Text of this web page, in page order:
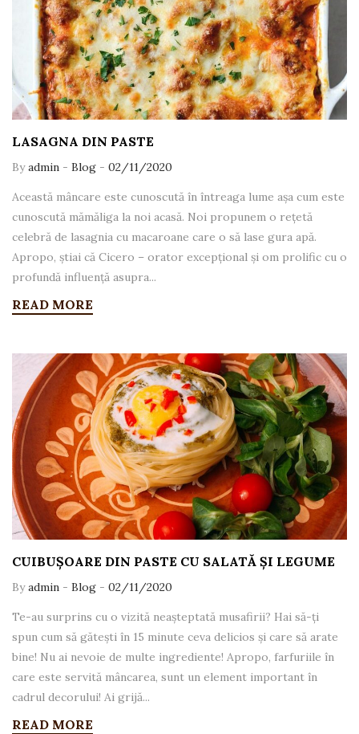
LASAGNA DIN PASTE
Byadmin - Blog - 02/11/2020
Această mâncare este cunoscută în întreaga lume așa cum este
cunoscută mămăliga la noi acasă. Noi propunem o rețetă
celebră de lasagnia cu macaroane care o să lase gura apă.
Apropo, știai că Cicero – orator excepțional și om prolific cu o
profundă influență asupra...
READ MORE
CUIBUȘOARE DIN PASTE CU SALATĂ ȘI LEGUME
Byadmin - Blog - 02/11/2020
Te-au surprins cu o vizită neașteptată musafirii? Hai să-ți
spun cum să gătești în 15 minute ceva delicios și care să arate
bine! Nu ai nevoie de multe ingrediente! Apropo, farfuriile în
care este servită mâncarea, sunt un element important în
cadrul decorului! Ai grijă...
READ MORE